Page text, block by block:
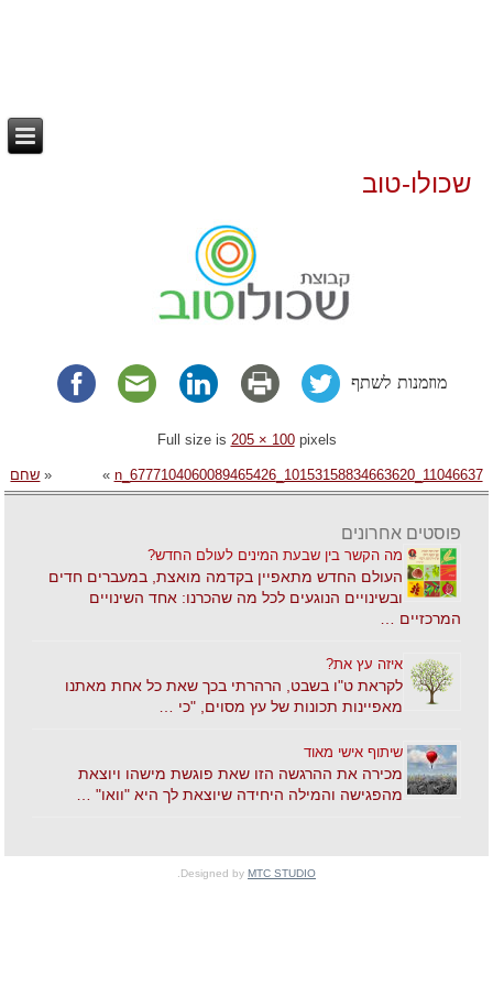
שכולו-טוב
מוזמנות לשתף
Full size is 205 × 100pixels
11046637_10153158834663620_6777104060089465426_n
»
« שחם
פוסטים אחרונים
מה הקשר בין שבעת המינים לעולם החדש?
העולם החדש מתאפיין בקדמה מואצת, במעברים חדים
ובשינויים הנוגעים לכל מה שהכרנו: אחד השינויים
המרכזיים …
איזה עץ את?
לקראת ט"ו בשבט, הרהרתי בכך שאת כל אחת מאתנו
מאפיינות תכונות של עץ מסוים, "כי …
שיתוף אישי מאוד
מכירה את ההרגשה הזו שאת פוגשת מישהו ויוצאת
מהפגישה והמילה היחידה שיוצאת לך היא "וואו" …
Designed by MTC STUDIO